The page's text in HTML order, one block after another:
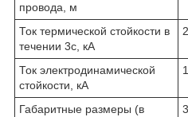
провода, м
Ток термической стойкости в
течении 3с, кА
Ток электродинамической
стойкости, кА
Габаритные размеры (в